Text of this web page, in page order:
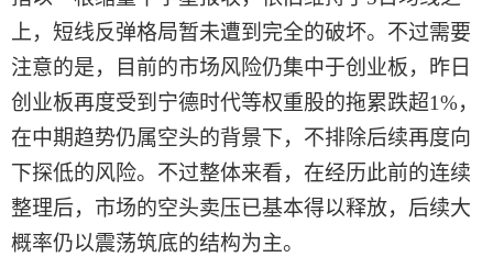
上，短线反弹格局暂未遭到完全的破坏。不过需要
注意的是，目前的市场风险仍集中于创业板， 昨日
创业板再度受到宁德时代等权重股的拖累跌超1%，
在中期趋势仍属空头的背景下，不排除后续再度向
下探低的风险。不过整体来看，在经历此前的连续
整理后，市场的空头卖压已基本得以释放，后续大
概率仍以震荡筑底的结构为主。